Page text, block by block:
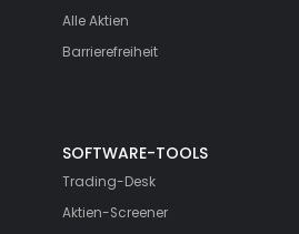
Alle Aktien
Barrierefreiheit
SOFTWARE-TOOLS
Trading-Desk
Aktien-Screener